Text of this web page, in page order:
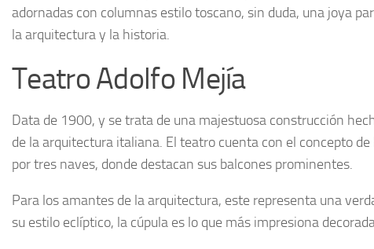
adornadas con columnas estilo toscano, sin duda, una joya
la arquitectura y la historia.
Teatro Adolfo Mejía
Data de 1900, y se trata de una majestuosa construcción
de la arquitectura italiana. El teatro cuenta con el concepto
por tres naves, donde destacan sus balcones prominentes.
Para los amantes de la arquitectura, este representa una
su estilo eclíptico, la cúpula es lo que más impresiona